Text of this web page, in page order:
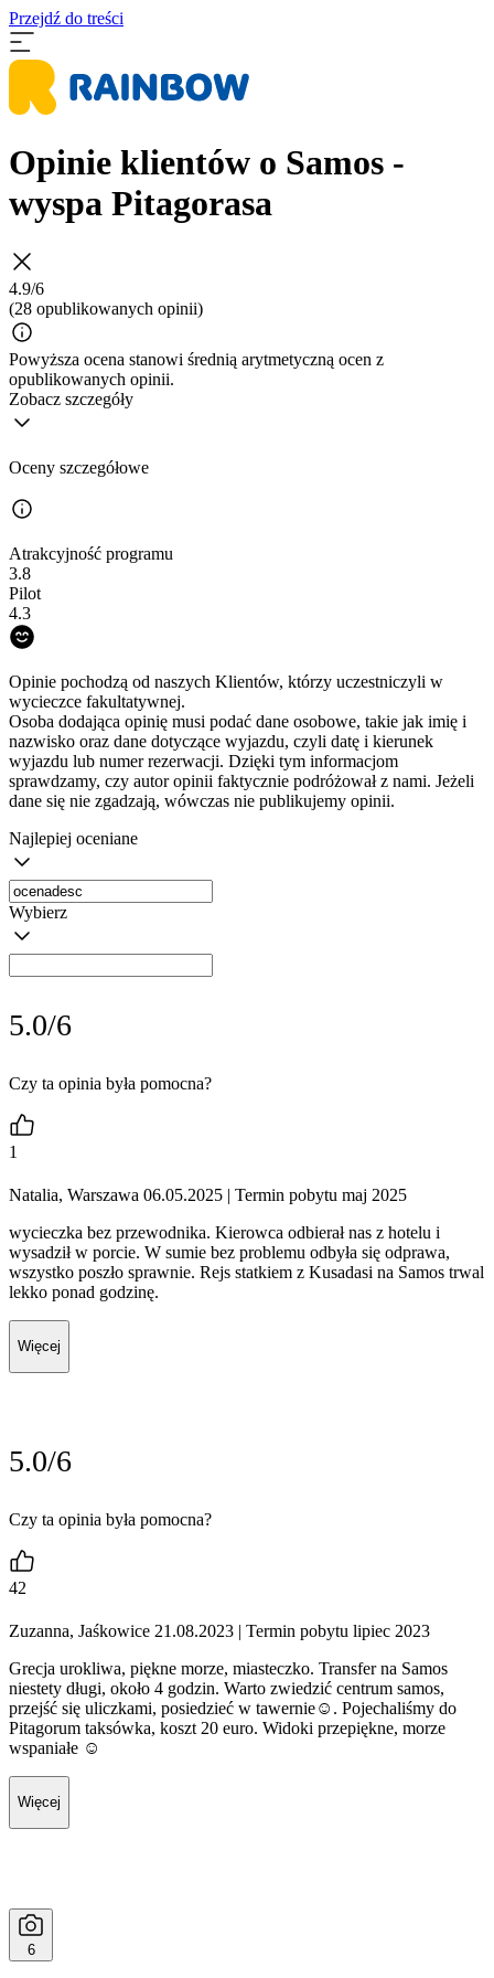
Przejdź do treści
Opinie klientów o Samos -
wyspa Pitagorasa
4.9/6
(28 opublikowanych opinii)
Powyższa ocena stanowi średnią arytmetyczną ocen z
opublikowanych opinii.
Zobacz szczegóły
Oceny szczegółowe
Atrakcyjność programu
3.8
Pilot
4.3
Opinie pochodzą od naszych Klientów, którzy uczestniczyli w
wycieczce fakultatywnej.
Osoba dodająca opinię musi podać dane osobowe, takie jak imię i
nazwisko oraz dane dotyczące wyjazdu, czyli datę i kierunek
wyjazdu lub numer rezerwacji. Dzięki tym informacjom
sprawdzamy, czy autor opinii faktycznie podróżował z nami. Jeżeli
dane się nie zgadzają, wówczas nie publikujemy opinii.
Najlepiej oceniane
Wybierz
5.0/6
Czy ta opinia była pomocna?
1
Natalia, Warszawa 06.05.2025 | Termin pobytu maj 2025
wycieczka bez przewodnika. Kierowca odbierał nas z hotelu i
wysadził w porcie. W sumie bez problemu odbyła się odprawa,
wszystko poszło sprawnie. Rejs statkiem z Kusadasi na Samos trwal
lekko ponad godzinę.
Więcej
5.0/6
Czy ta opinia była pomocna?
42
Zuzanna, Jaśkowice 21.08.2023 | Termin pobytu lipiec 2023
Grecja urokliwa, piękne morze, miasteczko. Transfer na Samos
niestety długi, około 4 godzin. Warto zwiedzić centrum samos,
przejść się uliczkami, posiedzieć w tawernie☺️. Pojechaliśmy do
Pitagorum taksówka, koszt 20 euro. Widoki przepiękne, morze
wspaniałe ☺️
Więcej
6